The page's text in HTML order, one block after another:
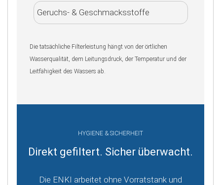
Geruchs- & Geschmacksstoffe
Die tatsächliche Filterleistung hängt von der örtlichen
Wasserqualität, dem Leitungsdruck, der Temperatur und der
Leitfähigkeit des Wassers ab.
HYGIENE & SICHERHEIT
Direkt gefiltert. Sicher überwacht.
Die ENKI arbeitet ohne Vorratstank und